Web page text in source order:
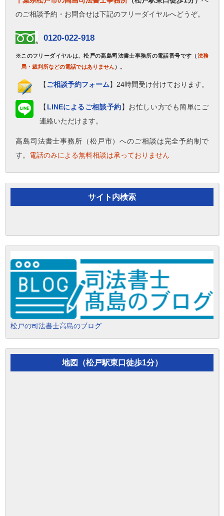
のご相談予約・お問合せは下記のフリーダイヤルへどうぞ。
0120-022-918
※このフリーダイヤルは、松戸の高島司法書士事務所の電話番号です（法務
局・裁判所などの電話ではありません）。
【ご相談予約フォーム】24時間受け付けております。
【 LINEによるご相談予約】お忙しい方でも簡単にご
連絡いただけます。
高島司法書士事務所（松戸市）へのご相談は完全予約制で
す。 電話のみによる無料相談は承っておりません
サイト内検索
松戸の司法書士高島のブログ
地図（松戸駅東口徒歩1分）